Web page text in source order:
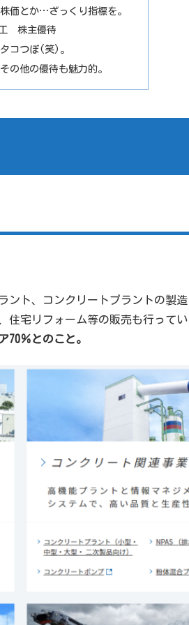
株価とか…ざっくり指標を。
株主優待
タコつぼ(笑)。
その他の優待も魅力的。
ト、コンクリートプラントの製造
宅リフォーム等の販売も行ってい
70％とのこと。